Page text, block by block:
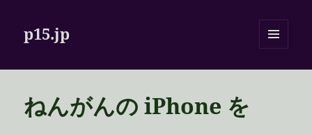
p15.jp
ーとウ
ねんがんの iPhone を